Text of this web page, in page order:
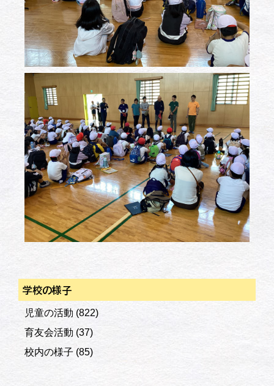
学校の様子
児童の活動 (822)
育友会活動 (37)
校内の様子 (85)